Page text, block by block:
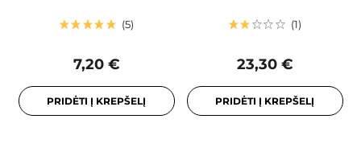
5
7,20 €
PRIDĖTI Į KREPŠELĮ
1
23,30 €
PRIDĖTI Į KREPŠELĮ